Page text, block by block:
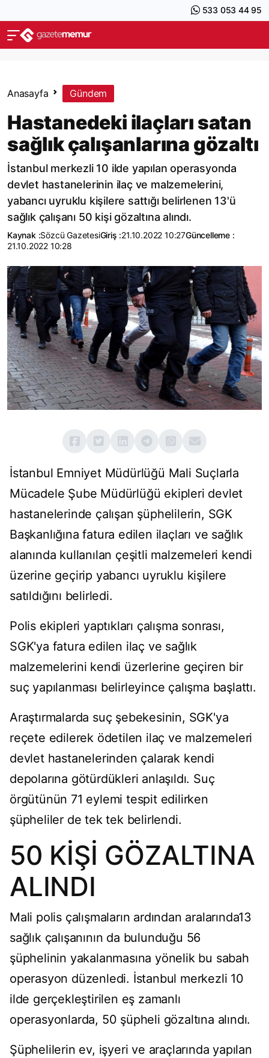
533 053 44 95
Anasayfa Gündem
Hastanedeki ilaçları satan
sağlık çalışanlarına gözaltı
İstanbul merkezli 10 ilde yapılan operasyonda
devlet hastanelerinin ilaç ve malzemelerini,
yabancı uyruklu kişilere sattığı belirlenen 13'ü
sağlık çalışanı 50 kişi gözaltına alındı.
Kaynak :Sözcü GazetesiGiriş :21.10.2022 10:27Güncelleme :
21.10.2022 10:28
İstanbul Emniyet Müdürlüğü Mali Suçlarla
Mücadele Şube Müdürlüğü ekipleri devlet
hastanelerinde çalışan şüphelilerin, SGK
Başkanlığına fatura edilen ilaçları ve sağlık
alanında kullanılan çeşitli malzemeleri kendi
üzerine geçirip yabancı uyruklu kişilere
satıldığını belirledi.
Polis ekipleri yaptıkları çalışma sonrası,
SGK'ya fatura edilen ilaç ve sağlık
malzemelerini kendi üzerlerine geçiren bir
suç yapılanması belirleyince çalışma başlattı.
Araştırmalarda suç şebekesinin, SGK'ya
reçete edilerek ödetilen ilaç ve malzemeleri
devlet hastanelerinden çalarak kendi
depolarına götürdükleri anlaşıldı. Suç
örgütünün 71 eylemi tespit edilirken
şüpheliler de tek tek belirlendi.
50 KİŞİ GÖZALTINA
ALINDI
Mali polis çalışmaların ardından aralarında13
sağlık çalışanının da bulunduğu 56
şüphelinin yakalanmasına yönelik bu sabah
operasyon düzenledi. İstanbul merkezli 10
ilde gerçekleştirilen eş zamanlı
operasyonlarda, 50 şüpheli gözaltına alındı.
Şüphelilerin ev, işyeri ve araçlarında yapılan